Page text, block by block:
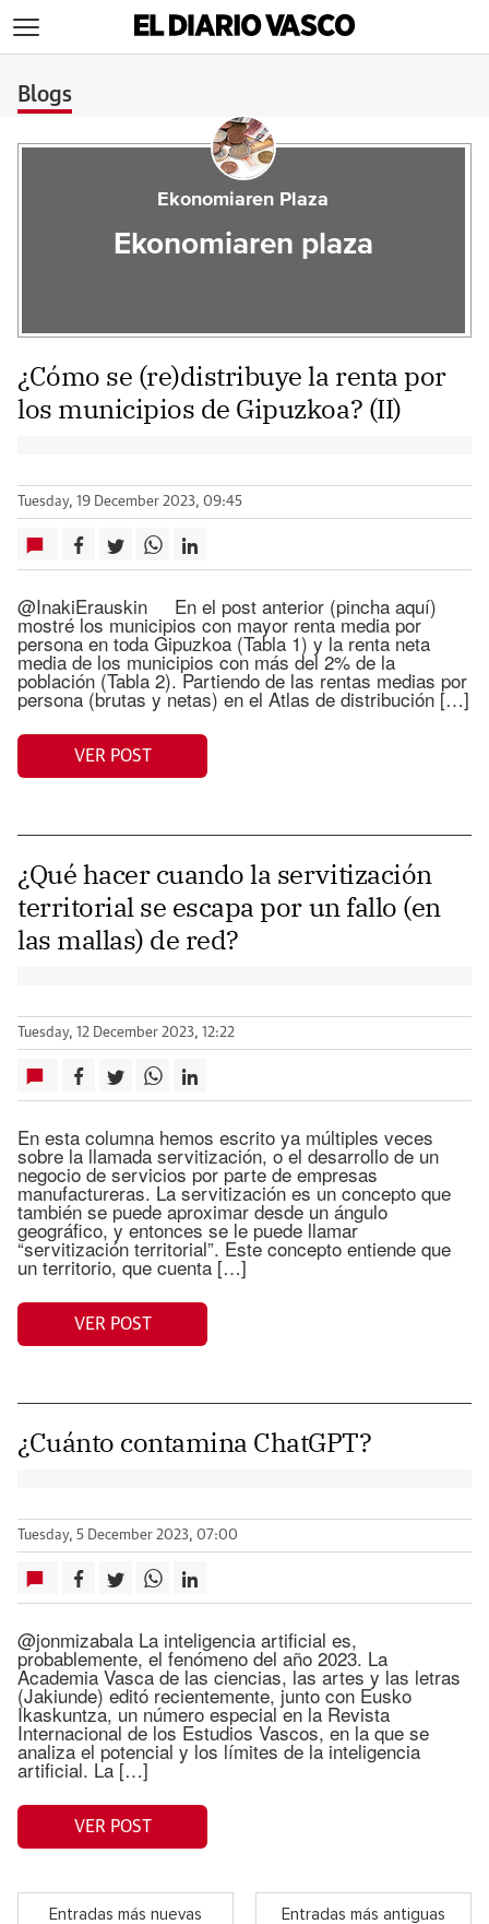
Blogs
Ekonomiaren Plaza
Ekonomiaren plaza
¿Cómo se (re)distribuye la renta por
los municipios de Gipuzkoa? (II)
Tuesday, 19 December 2023, 09:45
@InakiErauskin En el post anterior (pincha aquí)
mostré los municipios con mayor renta media por
persona en toda Gipuzkoa (Tabla 1) y la renta neta
media de los municipios con más del 2% de la
población (Tabla 2). Partiendo de las rentas medias por
persona (brutas y netas) en el Atlas de distribución […]
VER POST
¿Qué hacer cuando la servitización
territorial se escapa por un fallo (en
las mallas) de red?
Tuesday, 12 December 2023, 12:22
En esta columna hemos escrito ya múltiples veces
sobre la llamada servitización, o el desarrollo de un
negocio de servicios por parte de empresas
manufactureras. La servitización es un concepto que
también se puede aproximar desde un ángulo
geográfico, y entonces se le puede llamar
“servitización territorial”. Este concepto entiende que
un territorio, que cuenta […]
VER POST
¿Cuánto contamina ChatGPT?
Tuesday, 5 December 2023, 07:00
@jonmizabala La inteligencia artificial es,
probablemente, el fenómeno del año 2023. La
Academia Vasca de las ciencias, las artes y las letras
(Jakiunde) editó recientemente, junto con Eusko
Ikaskuntza, un número especial en la Revista
Internacional de los Estudios Vascos, en la que se
analiza el potencial y los límites de la inteligencia
artificial. La […]
VER POST
Entradas más nuevas Entradas más antiguas